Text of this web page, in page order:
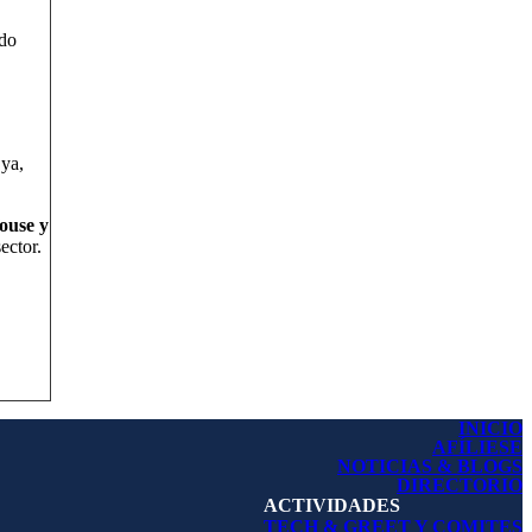
y
INICIO
AFÍLIESE
NOTICIAS & BLOGS
DIRECTORIO
ACTIVIDADES
TECH & GREET Y COMITES